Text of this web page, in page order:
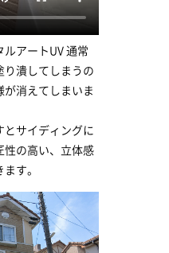
アートUV 通常
り潰してしまうの
が消えてしまいま
とサイディングに
性の高い、立体感
す。